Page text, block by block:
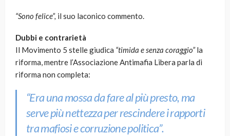
“Sono felice”, il suo laconico commento.
Dubbi e contrarietà
Il Movimento 5 stelle giudica “timida e senza coraggio”la
riforma, mentre l’Associazione Antimafia Libera parla di
riforma non completa:
“Era una mossa da fare al più presto, ma
serve più nettezza per rescindere i rapporti
tra mafiosi e corruzione politica”.